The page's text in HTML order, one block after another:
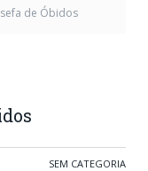
de Óbidos
SEM CATEGORIA